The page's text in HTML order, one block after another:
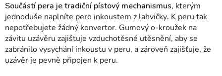
Součástí pera je tradiční pístový mechanismus, kterým
jednoduše naplníte pero inkoustem z lahvičky. K peru tak
nepotřebujete žádný konvertor. Gumový o-kroužek na
závitu uzávěru zajišťuje vzduchotěsné utěsnění, aby se
zabránilo vysychání inkoustu v peru, a zároveň zajišťuje, že
uzávěr je pevně připojen k peru.